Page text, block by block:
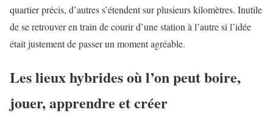
quartier précis, d’autres s’étendent sur plusieurs kilomètres. Inutile
de se retrouver en train de courir d’une station à l’autre si l’idée
était justement de passer un moment agréable.
Les lieux hybrides où l’on peut boire,
jouer, apprendre et créer